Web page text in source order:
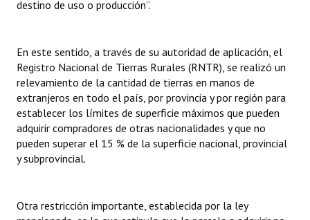
Bariloche, Municipio intercultural
REFORMA DE LA CARTA ORGÁNICA
destino de uso o producción”.
En este sentido, a través de su autoridad de aplicación, el
Registro Nacional de Tierras Rurales (RNTR), se realizó un
relevamiento de la cantidad de tierras en manos de
extranjeros en todo el país, por provincia y por región para
establecer los límites de superficie máximos que pueden
adquirir compradores de otras nacionalidades y que no
pueden superar el 15 % de la superficie nacional, provincial
y subprovincial.
Otra restricción importante, establecida por la ley